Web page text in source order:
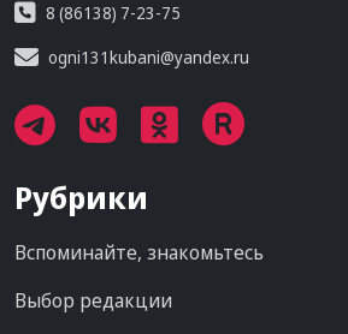
8 (86138) 7-23-75
ogni131kubani@yandex.ru
Рубрики
Вспоминайте, знакомьтесь
Выбор редакции